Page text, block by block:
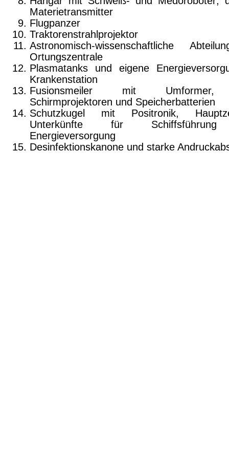
Materie­transmitter
Flugpanzer
Traktorenstrahlprojektor
Astronomisch-wissenschaftliche
Ortungs­zentrale
Plasmatanks und eigene
Kranken­station
Fusionsmeiler mit
Schirmprojektoren und Speicherbatterien
Schutzkugel mit Positronik,
Unterkünfte für
Energieversorgung
Desinfektionskanone und starke